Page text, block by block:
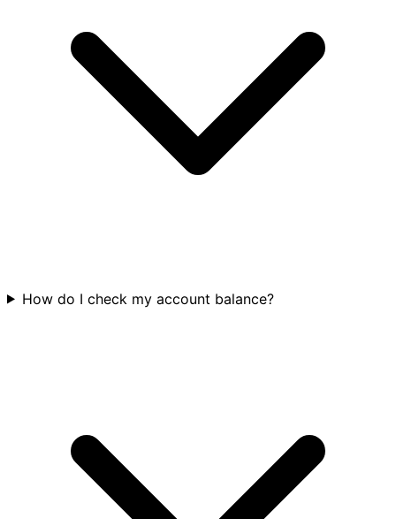
How do I check my account balance?